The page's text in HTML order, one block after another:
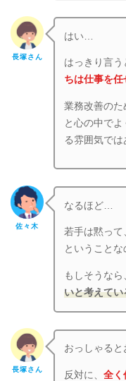
長塚さん
はい…
はっきり言
ちは仕事を
業務改善の
と心の中で
る雰囲気で
佐々木
なるほど…
若手は黙っ
ということ
もしそうなら
いと考えて
長塚さん
おっしゃると
反対に、全く